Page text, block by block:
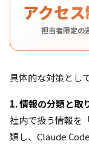
アクセ
担当者限定の
具体的な対策とし
1. 情報の分類と取
社内で扱う情報を
類し、Claude